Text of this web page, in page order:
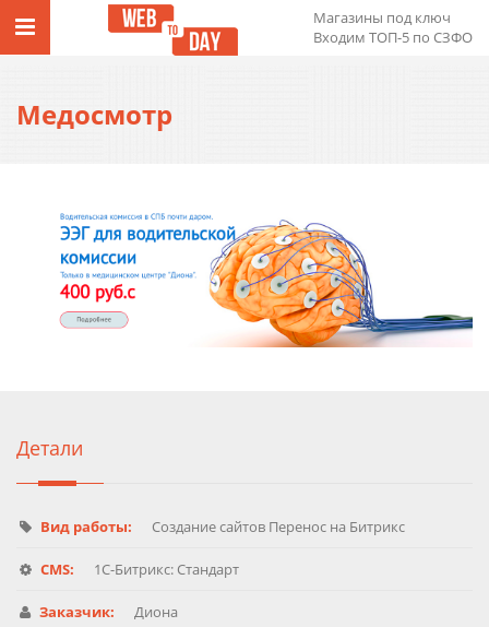
Магазины под ключ
Входим ТОП-5 по СЗФО
Медосмотр
Детали
Вид работы: Создание сайтов Перенос на Битрикс
CMS: 1C-Битрикс: Стандарт
Заказчик: Диона